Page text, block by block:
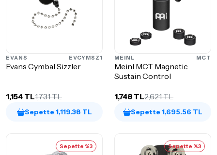
EVANS EVCYMSZ1
Evans Cymbal Sizzler
1,154 TL1,731 TL
Sepette 1,119.38 TL
MEINL MCT
Meinl MCT Magnetic
Sustain Control
1,748 TL2,621 TL
Sepette 1,695.56 TL
Sepette %3 Sepette %3